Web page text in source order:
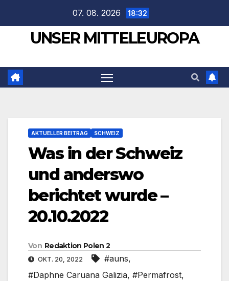
springen
07. 08. 2026 18:32
UNSER MITTELEUROPA
AKTUELLER BEITRAG SCHWEIZ
Was in der Schweiz
und anderswo
berichtet wurde –
20.10.2022
Von Redaktion Polen 2
OKT. 20, 2022 #auns,
#Daphne Caruana Galizia, #Permafrost,